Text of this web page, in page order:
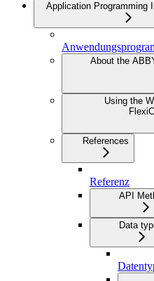
Application Programming
About the
Using the
References
Referenz
API
Data